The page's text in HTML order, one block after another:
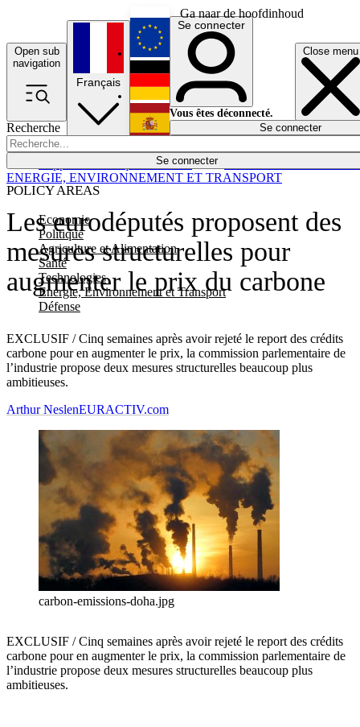
Ga naar de hoofdinhoud
Open sub
navigation
Close menu
Recherche
Se connecter
POLICY AREAS
Economie
Politique
Agriculture et Alimentation
Santé
Technologies
Energie, Environnement et Transport
Défense
Économie
Français
English
Deutsch
Español
Se connecter
Vous êtes déconnecté.
Se connecter
Les eurodéputés proposent des
mesures structurelles pour
augmenter le prix du carbone
EXCLUSIF / Cinq semaines après avoir rejeté le report des crédits
carbone pour en augmenter le prix, la commission parlementaire de
l’industrie propose deux mesures structurelles beaucoup plus
ambitieuses.
ENERGIE, ENVIRONNEMENT ET TRANSPORT
Arthur NeslenEURACTIV.com
carbon-emissions-doha.jpg
EXCLUSIF / Cinq semaines après avoir rejeté le report des crédits
carbone pour en augmenter le prix, la commission parlementaire de
l’industrie propose deux mesures structurelles beaucoup plus
ambitieuses.